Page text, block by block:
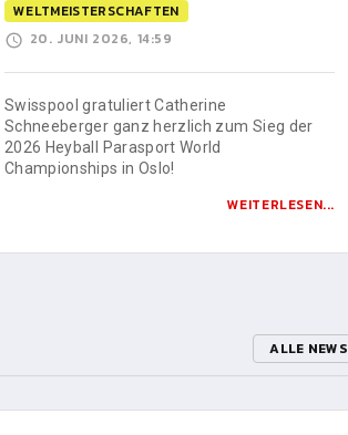
WELTMEISTERSCHAFTEN
20. JUNI 2026, 14:59
Swisspool gratuliert Catherine
Schneeberger ganz herzlich zum Sieg der
2026 Heyball Parasport World
Championships in Oslo!
WEITERLESEN...
ALLE NEWS